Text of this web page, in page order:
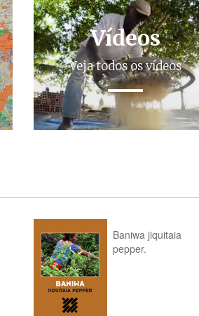
Vídeos
Veja todos os vídeos
Baniwa jiquitaia
pepper.